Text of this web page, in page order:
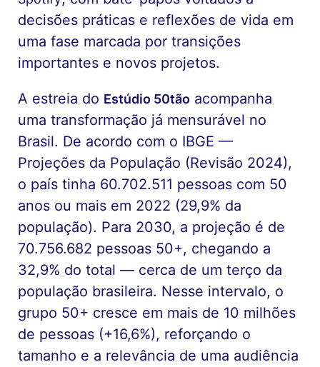
decisões práticas e reflexões de vida em
uma fase marcada por transições
importantes e novos projetos.
A estreia do Estúdio 50tão acompanha
uma transformação já mensurável no
Brasil. De acordo com o IBGE —
Projeções da População (Revisão 2024),
o país tinha 60.702.511 pessoas com 50
anos ou mais em 2022 (29,9% da
população). Para 2030, a projeção é de
70.756.682 pessoas 50+, chegando a
32,9% do total — cerca de um terço da
população brasileira. Nesse intervalo, o
grupo 50+ cresce em mais de 10 milhões
de pessoas (+16,6%), reforçando o
tamanho e a relevância de uma audiência